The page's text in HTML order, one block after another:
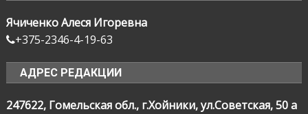
Ячиченко Алеся Игоревна
+375-2346-4-19-63
АДРЕС РЕДАКЦИИ
247622, Гомельская обл., г.Хойники, ул.Советская, 50 а